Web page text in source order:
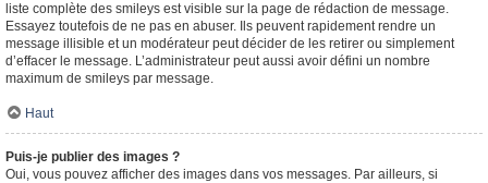
liste complète des smileys est visible sur la page de rédaction de message.
Essayez toutefois de ne pas en abuser. Ils peuvent rapidement rendre un
message illisible et un modérateur peut décider de les retirer ou simplement
d’effacer le message. L’administrateur peut aussi avoir défini un nombre
maximum de smileys par message.
Haut
Puis-je publier des images ?
Oui, vous pouvez afficher des images dans vos messages. Par ailleurs, si